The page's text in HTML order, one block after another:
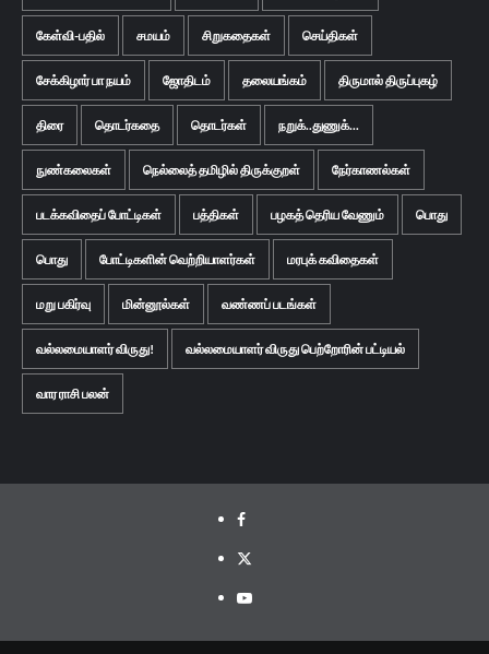
கேள்வி-பதில் சமயம் சிறுகதைகள் செய்திகள்
சேக்கிழார் பா நயம் ஜோதிடம் தலையங்கம் திருமால் திருப்புகழ்
திரை தொடர்கதை தொடர்கள் நறுக்..துணுக்...
நுண்கலைகள் நெல்லைத் தமிழில் திருக்குறள் நேர்காணல்கள்
படக்கவிதைப் போட்டிகள் பத்திகள் பழகத் தெரிய வேணும் பொது
பொது போட்டிகளின் வெற்றியாளர்கள் மரபுக் கவிதைகள்
மறு பகிர்வு மின்னூல்கள் வண்ணப் படங்கள்
வல்லமையாளர் விருது! வல்லமையாளர் விருது பெற்றோரின் பட்டியல்
வார ராசி பலன்
Facebook
Twitter
Youtube